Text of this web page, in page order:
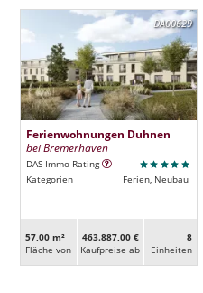
DA00629
Ferienwohnungen Duhnen
bei Bremerhaven
DAS Immo Rating
Kategorien
Ferien, Neubau
57,00 m²
Fläche von
463.887,00 €
Kaufpreise ab
8
Ein­heiten